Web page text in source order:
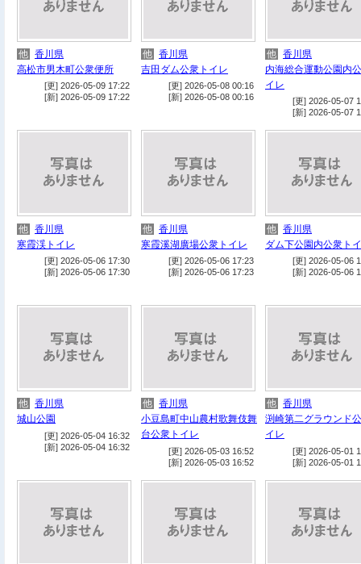
他 香川県
高松市男木町公衆便所
[更] 2026-05-09 17:22
[新] 2026-05-09 17:22
他 香川県
吉田ダム公衆トイレ
[更] 2026-05-08 00:16
[新] 2026-05-08 00:16
他 香川県
内海総合運動公園内
イレ
[更] 2026-05-07
[新] 2026-05-07
他 香川県
寒霞渓トイレ
[更] 2026-05-06 17:30
[新] 2026-05-06 17:30
他 香川県
寒霞溪湖廣場公衆トイレ
[更] 2026-05-06 17:23
[新] 2026-05-06 17:23
他 香川県
ダム下公園内公衆ト
[更] 2026-05-06
[新] 2026-05-06
他 香川県
城山公園
[更] 2026-05-04 16:32
[新] 2026-05-04 16:32
他 香川県
小豆島町中山農村歌舞伎舞
台公衆トイレ
[更] 2026-05-03 16:52
[新] 2026-05-03 16:52
他 香川県
渕崎第二グラウンド
イレ
[更] 2026-05-01
[新] 2026-05-01